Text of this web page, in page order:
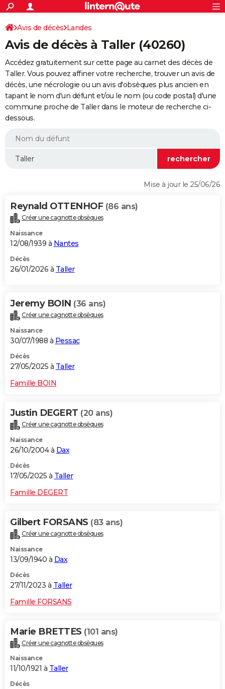
ACTUALITÉS
Politique
Société
Faits Divers
Education
Monde
Villes
+
SPORT
Coupe du monde 2026
Football
Tennis
Cyclisme
Rugby
Forum
Programme TV
TNT
Streaming
Cinéma
Sorties cinéma
Musique
+
FINANCE
Retraite
Epargne
Immobilier
Risques naturels par ville
Assurance
AUTO
Essais
Réserver un essai
Citadines
Berlines
SUV
Forum auto
+
HIGH-TECH
BRICOLAGE
WEEK-END
Alimentation
Guide de la santé
Maladies
Médicaments
Sommeil
VOYAGE
Destinations
City break
Voyage nature
Voyage de noces
Forum
Climat
+PHOTO
GUIDES D'ACHAT
CARTE DE VOEUX
Carte de Noël
Carte Bonne année
Carte Saint-Valentin
Carte Pâques
Carte d'anniversaire
DICTIONNAIRE
Dictionnaire
Biographies
Citations
Expressions
Proverbes
PROGRAMME TV
COPAINS D'AVANT
S'inscrire
Se connecter
Lycées
Collèges
Primaires
Universités
Entreprises
Service militaire
Avis de recherche
AVIS DE DÉCÈS
Bricolage
Lifestyle
Culture
Sport
Auto
Television
Voyage
Cinema
Avis de décès Landes
Avis de décès à Taller (40260)
Accédez gratuitement sur cette page au carnet des décès de
Taller. Vous pouvez affiner votre recherche, trouver un avis de
décès, une nécrologie ou un avis d'obsèques plus ancien en
tapant le nom d'un défunt et/ou le nom (ou code postal) d'une
commune proche de Taller dans le moteur de recherche ci-
dessous.
Mise à jour le 25/06/26
Reynald OTTENHOF (86 ans)
Créer une cagnotte obsèques
Naissance
12/08/1939 à Nantes
Décès
26/01/2026 à Taller
Jeremy BOIN (36 ans)
Créer une cagnotte obsèques
Naissance
30/07/1988 à Pessac
Décès
27/05/2025 à Taller
Famille BOIN
Justin DEGERT (20 ans)
Créer une cagnotte obsèques
Naissance
26/10/2004 à Dax
Décès
17/05/2025 à Taller
Famille DEGERT
Gilbert FORSANS (83 ans)
Créer une cagnotte obsèques
Naissance
13/09/1940 à Dax
Décès
27/11/2023 à Taller
Famille FORSANS
Marie BRETTES (101 ans)
Créer une cagnotte obsèques
Naissance
11/10/1921 à Taller
Décès